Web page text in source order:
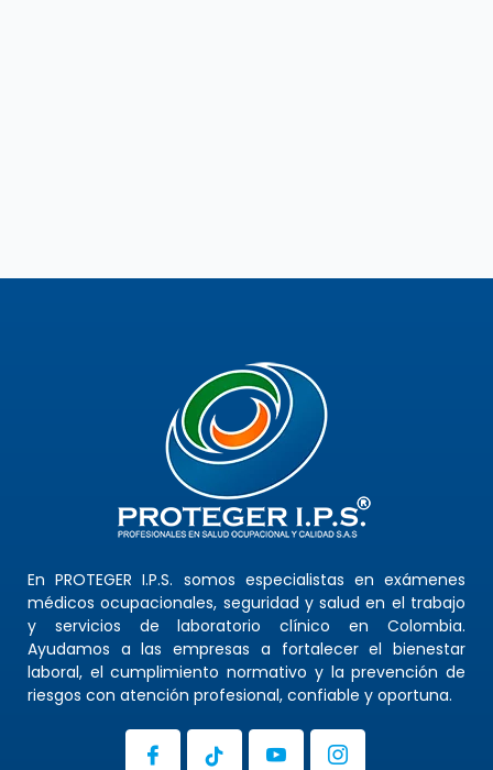
En PROTEGER I.P.S. somos especialistas en exámenes
médicos ocupacionales, seguridad y salud en el trabajo
y servicios de laboratorio clínico en Colombia.
Ayudamos a las empresas a fortalecer el bienestar
laboral, el cumplimiento normativo y la prevención de
riesgos con atención profesional, confiable y oportuna.